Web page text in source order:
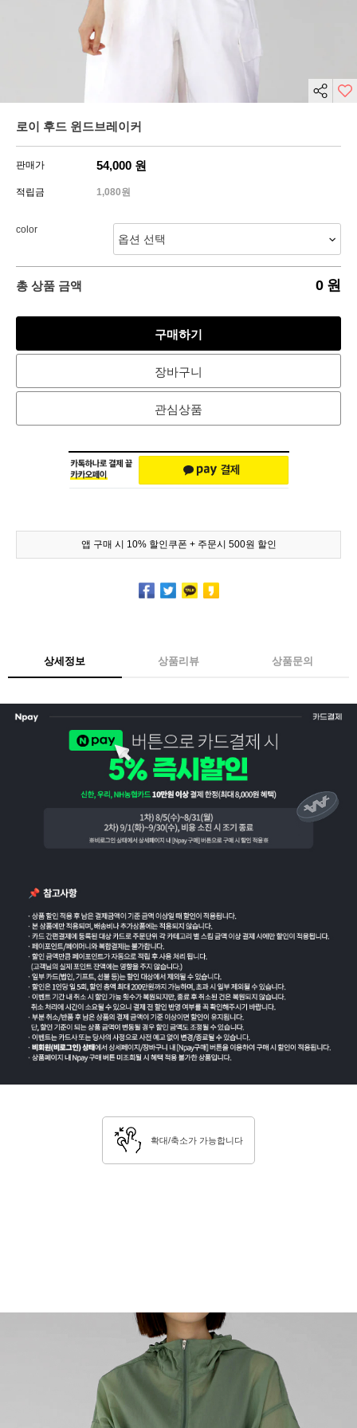
로이 후드 윈드브레이커
판매가 54,000 원
적립금 1,080원
color
총 상품 금액 0 원
구매하기
장바구니
관심상품
앱 구매 시 10% 할인쿠폰 + 주문시 500원 할인
상세정보 상품리뷰 상품문의
확대/축소가 가능합니다